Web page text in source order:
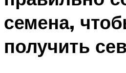
семена,
получить